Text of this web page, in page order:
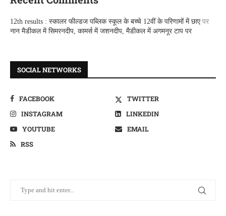
12th results : स्कालर फील्डज पब्लिक स्कूल के बच्चे 12वीं के परिणामों में छाएपर
नान मैडीकल में सिमरनदीप, कामर्स में जशनदीप, मैडीकल में अगमनूर टाप पर
SOCIAL NETWORKS
FACEBOOK
TWITTER
INSTAGRAM
LINKEDIN
YOUTUBE
EMAIL
RSS